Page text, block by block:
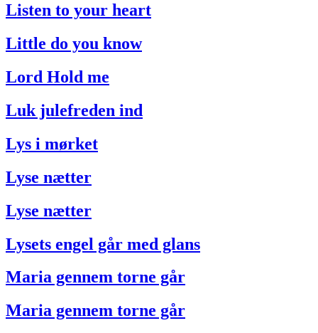
Listen to your heart
Little do you know
Lord Hold me
Luk julefreden ind
Lys i mørket
Lyse nætter
Lyse nætter
Lysets engel går med glans
Maria gennem torne går
Maria gennem torne går